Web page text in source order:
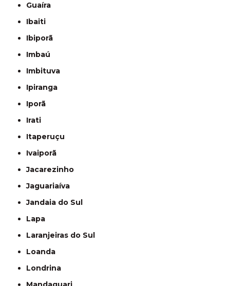
Guaíra
Ibaiti
Ibiporã
Imbaú
Imbituva
Ipiranga
Iporã
Irati
Itaperuçu
Ivaiporã
Jacarezinho
Jaguariaíva
Jandaia do Sul
Lapa
Laranjeiras do Sul
Loanda
Londrina